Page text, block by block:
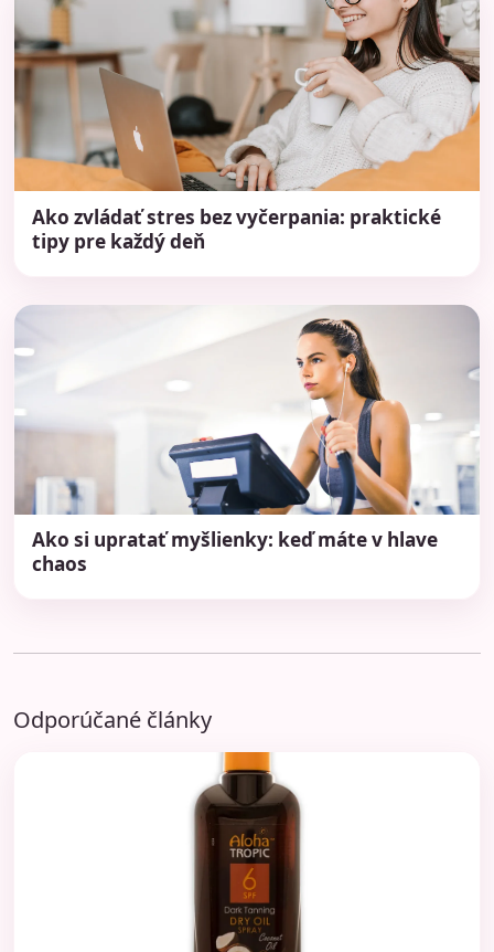
Ako zvládať stres bez vyčerpania: praktické
tipy pre každý deň
Ako si upratať myšlienky: keď máte v hlave
chaos
Odporúčané články